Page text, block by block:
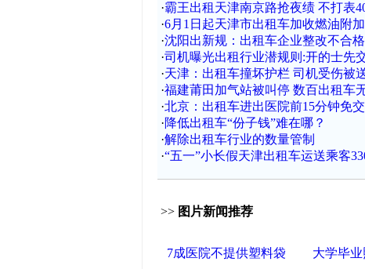
·霸王出租天津南京路抢夜绩 不打表
·6月1日起天津市出租车加收燃油附
·沈阳出新规：出租车企业整改不合
·司机曝光出租行业潜规则:开的士先
·天津：出租车撞坏护栏 司机受伤被
·福建莆田加气站被叫停 数百出租车
·北京：出租车进出医院前15分钟免
·降低出租车“份子钱”难在哪？
·解除出租车行业的数量管制
·“五一”小长假天津出租车运送乘客
>> 图片新闻推荐
7成医院不提供塑料袋 大学毕